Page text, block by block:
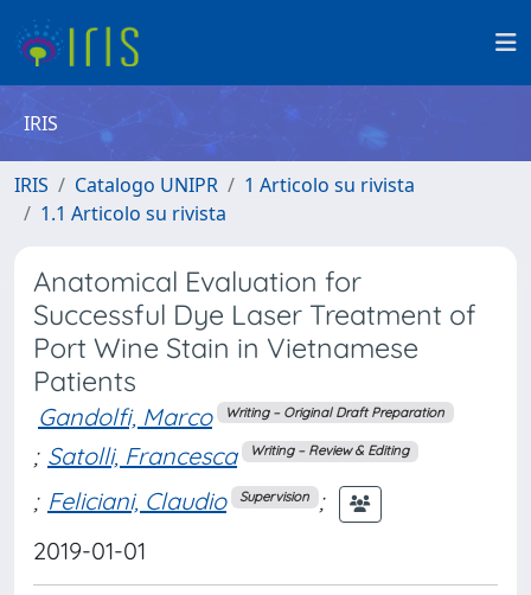
IRIS
IRIS Catalogo UNIPR
1 Articolo su rivista
1.1 Articolo su rivista
Anatomical Evaluation for
Successful Dye Laser Treatment of
Port Wine Stain in Vietnamese
Patients
Gandolfi, Marco Writing – Original Draft Preparation
; Satolli, Francesca Writing – Review & Editing
; Feliciani, Claudio Supervision ;
2019-01-01